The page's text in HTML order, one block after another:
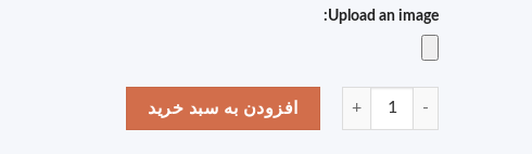
Upload an image:
دوره طلایی تیم قد بلند (vip) عدد
افزودن به سبد خرید